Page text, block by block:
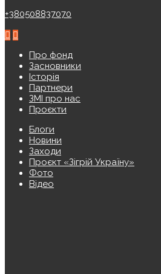
+380508837070
Про фонд
Засновники
Історія
Партнери
ЗМІ про нас
Проєкти
Блоги
Новини
Заходи
Проєкт «Зігрій Україну»
Фото
Відео